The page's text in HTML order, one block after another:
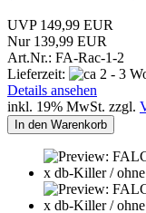
UVP 149,99 EUR
Nur 139,99 EUR
Art.Nr.: FA-Rac-1-2
Lieferzeit:
Details ansehen
inkl. 19% MwSt. zzgl.
In den Warenkorb